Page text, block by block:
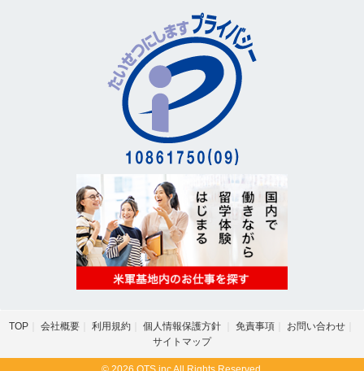
TOP 会社概要 利用規約 個人情報保護方針 免責事項
お問い合わせ
サイトマップ
© 2026 OTS.inc All Rights Reserved.